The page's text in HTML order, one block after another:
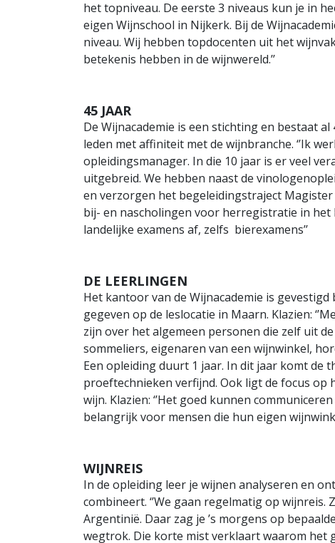
het topniveau. De eerste 3 niveaus kun je in
eigen Wijnschool in Nijkerk. Bij de
niveau. Wij hebben topdocenten uit het
betekenis hebben in de wijnwereld.’’
45 JAAR
De Wijnacademie is een stichting en bestaat
leden met affiniteit met de wijnbranche. ‘’Ik
opleidingsmanager. In die 10 jaar is er veel
uitgebreid. We hebben naast de
en verzorgen het begeleidingstraject
bij- en nascholingen voor herregistratie in het
landelijke examens af, zelfs bierexamens’’
DE LEERLINGEN
Het kantoor van de Wijnacademie is
gegeven op de leslocatie in Maarn. Klazien:
zijn over het algemeen personen die zelf uit
sommeliers, eigenaren van een wijnwinkel,
Een opleiding duurt 1 jaar. In dit jaar komt de
proeftechnieken verfijnd. Ook ligt de focus op
wijn. Klazien: ‘’Het goed kunnen
belangrijk voor mensen die hun eigen
WIJNREIS
In de opleiding leer je wijnen analyseren en
combineert. ‘’We gaan regelmatig op
Argentinië. Daar zag je ’s morgens op
wegtrok. Die korte mist verklaart waarom het